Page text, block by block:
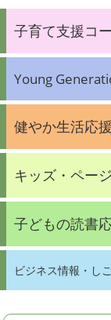
子育て支援コ
Young
健やか生活応
キッズ・ページ
子どもの読書
ビジネス情報・し